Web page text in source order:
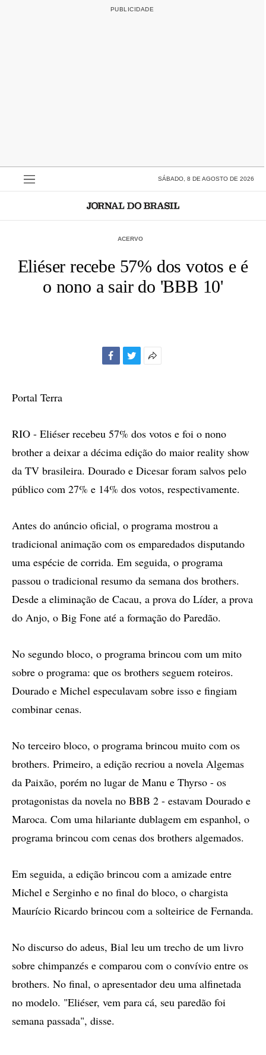
SÁBADO, 8 DE AGOSTO DE 2026
ACERVO
Eliéser recebe 57% dos votos e é
o nono a sair do 'BBB 10'
Portal Terra
RIO - Eliéser recebeu 57% dos votos e foi o nono
brother a deixar a décima edição do maior reality show
da TV brasileira. Dourado e Dicesar foram salvos pelo
público com 27% e 14% dos votos, respectivamente.
Antes do anúncio oficial, o programa mostrou a
tradicional animação com os emparedados disputando
uma espécie de corrida. Em seguida, o programa
passou o tradicional resumo da semana dos brothers.
Desde a eliminação de Cacau, a prova do Líder, a prova
do Anjo, o Big Fone até a formação do Paredão.
No segundo bloco, o programa brincou com um mito
sobre o programa: que os brothers seguem roteiros.
Dourado e Michel especulavam sobre isso e fingiam
combinar cenas.
No terceiro bloco, o programa brincou muito com os
brothers. Primeiro, a edição recriou a novela Algemas
da Paixão, porém no lugar de Manu e Thyrso - os
protagonistas da novela no BBB 2 - estavam Dourado e
Maroca. Com uma hilariante dublagem em espanhol, o
programa brincou com cenas dos brothers algemados.
Em seguida, a edição brincou com a amizade entre
Michel e Serginho e no final do bloco, o chargista
Maurício Ricardo brincou com a solteirice de Fernanda.
No discurso do adeus, Bial leu um trecho de um livro
sobre chimpanzés e comparou com o convívio entre os
brothers. No final, o apresentador deu uma alfinetada
no modelo. "Eliéser, vem para cá, seu paredão foi
semana passada", disse.